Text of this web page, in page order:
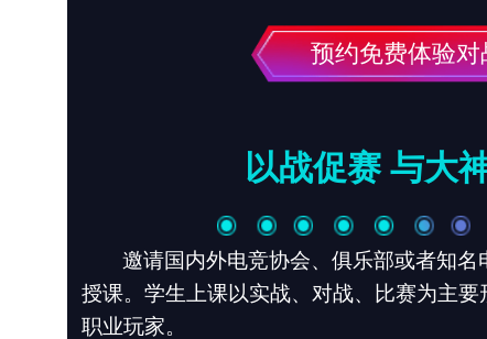
预约免费体验对
以战促赛 与大
邀请国内外电竞协会、俱乐部或者知名
授课。学生上课以实战、对战、比赛为主
职业玩家。